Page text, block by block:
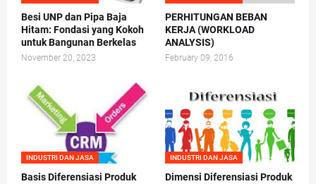
Besi UNP dan Pipa Baja
Hitam: Fondasi yang Kokoh
untuk Bangunan Berkelas
November 20, 2023
PERHITUNGAN BEBAN
KERJA (WORKLOAD
ANALYSIS)
February 09, 2016
INDUSTRI DAN JASA
Basis Diferensiasi Produk
INDUSTRI DAN JASA
Dimensi Diferensiasi Produk